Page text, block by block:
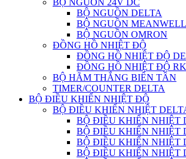
BỘ NGUỒN DELTA
BỘ NGUỒN MEANWELL
BỘ NGUỒN OMRON
ĐỒNG HỒ NHIỆT ĐỘ
ĐỒNG HỒ NHIỆT ĐỘ
ĐỒNG HỒ NHIỆT ĐỘ
BỘ HÃM THẮNG BIẾN TẦN
TIMER/COUNTER DELTA
BỘ ĐIỀU KHIỂN NHIỆT ĐỘ
BỘ ĐIỀU KHIỂN NHIỆT
BỘ ĐIỀU KHIỂN NHIỆT
BỘ ĐIỀU KHIỂN NHIỆT
BỘ ĐIỀU KHIỂN NHIỆT
BỘ ĐIỀU KHIỂN NHIỆT